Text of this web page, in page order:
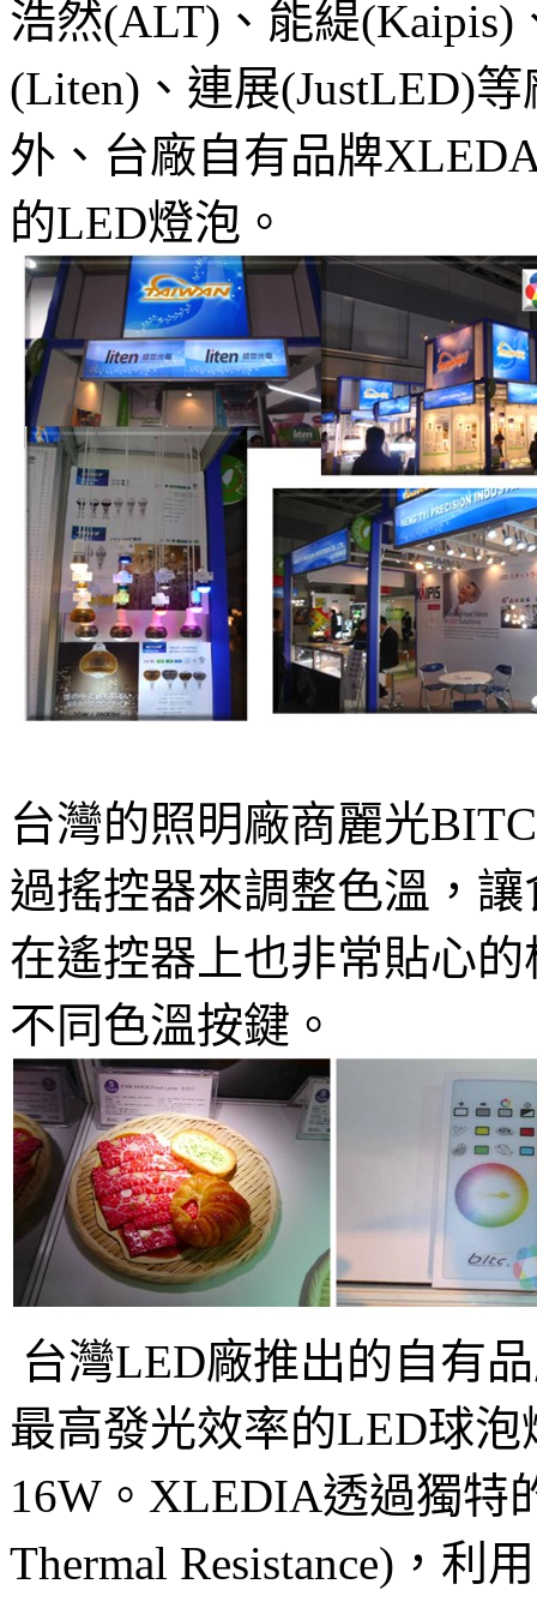
浩然(ALT)、能緹
(Liten)、連展(JustLED)
外、台廠自有品牌
的LED燈泡。
台灣的照明廠商麗光
過搖控器來調整色溫，
在遙控器上也非常貼心
不同色溫按鍵。
台灣LED廠推出的自有
最高發光效率的LED球
16W。XLEDIA透過獨特
Thermal Resistance)，利